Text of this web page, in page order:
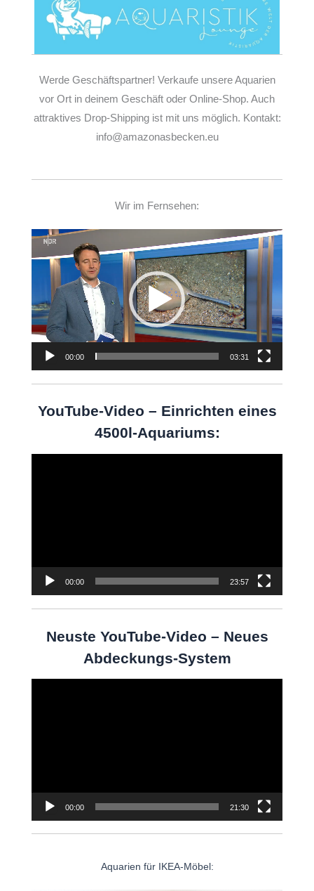
Werde Geschäftspartner! Verkaufe unsere Aquarien
vor Ort in deinem Geschäft oder Online-Shop. Auch
attraktives Drop-Shipping ist mit uns möglich. Kontakt:
info@amazonasbecken.eu
Wir im Fernsehen:
Player
00:00 03:31
YouTube-Video – Einrichten eines
4500l-Aquariums:
00:00 23:57
Neuste YouTube-Video – Neues
Abdeckungs-System
00:00 21:30
Aquarien für IKEA-Möbel: